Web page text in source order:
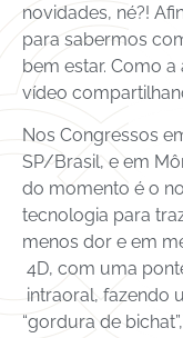
novidades, né?!
para sabermos
bem estar. Como
vídeo
Nos Congressos
SP/Brasil, e em
do momento é o
tecnologia para
menos dor e em
4D, com uma
intraoral, fazendo
“gordura de